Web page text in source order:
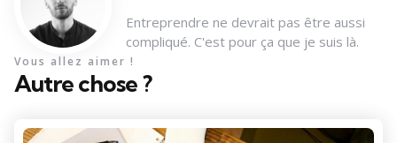
Entreprendre ne devrait pas être aussi
compliqué. C'est pour ça que je suis là.
Autre chose ?
Vous allez aimer !